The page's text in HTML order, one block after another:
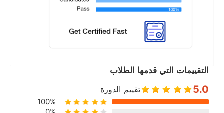
التقييمات التي قدمها الطلاب
5.0 تقييم الدورة
100%